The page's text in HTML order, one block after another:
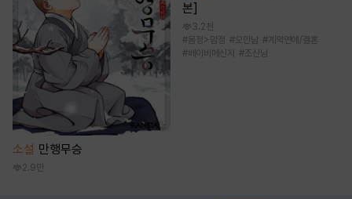
소설 만행무승
2.9만
본]
3.2천
#몸정>맘정 #오만남 #계약연애/결혼
#베이비메신저 #조신남